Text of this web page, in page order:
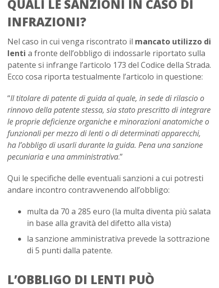
QUALI LE SANZIONI IN CASO DI
INFRAZIONI?
Nel caso in cui venga riscontrato il mancato utilizzo di
lenti a fronte dell’obbligo di indossarle riportato sulla
patente si infrange l’articolo 173 del Codice della Strada.
Ecco cosa riporta testualmente l’articolo in questione:
“Il titolare di patente di guida al quale, in sede di rilascio o
rinnovo della patente stessa, sia stato prescritto di integrare
le proprie deficienze organiche e minorazioni anatomiche o
funzionali per mezzo di lenti o di determinati apparecchi,
ha l’obbligo di usarli durante la guida. Pena una sanzione
pecuniaria e una amministrativa.”
Qui le specifiche delle eventuali sanzioni a cui potresti
andare incontro contravvenendo all’obbligo:
multa da 70 a 285 euro (la multa diventa più salata
in base alla gravità del difetto alla vista)
la sanzione amministrativa prevede la sottrazione
di 5 punti dalla patente.
L’OBBLIGO DI LENTI PUÒ